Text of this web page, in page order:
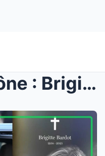
L’Adieu à l’Icône : Brigitte Bardot Re...